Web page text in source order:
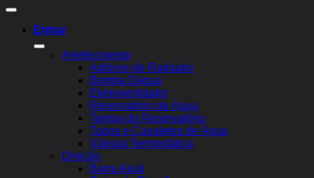
Entrar
Arrefecimento
Aditivos de Radiador
Bomba Dágua
Eletroventilador
Reservatório de Água
Tampa do Reservatório
Tubos e Cavaletes de Água
Válvula Termostática
Direção
Barra Axial